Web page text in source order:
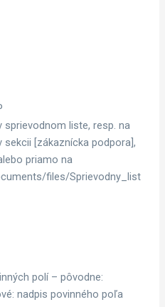
liste, resp. na
sekcii [zákaznícka podpora],
priamo na
files/Sprievodny_list
polí – pôvodne:
nadpis povinného poľa